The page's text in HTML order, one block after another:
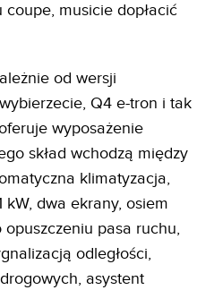
coupe, musicie dopłacić
od wersji
Q4 e-tron i tak
wyposażenie
skład wchodzą między
klimatyzacja,
kW, dwa ekrany, osiem
opuszczeniu pasa ruchu,
odległości,
asystent